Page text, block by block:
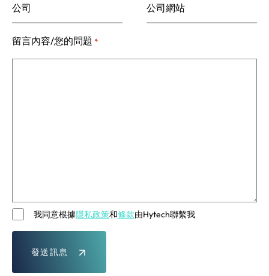
公司 公司網站
留言內容/您的問題 *
我同意根據隱私政策和條款由Hytech聯繫我
發送訊息